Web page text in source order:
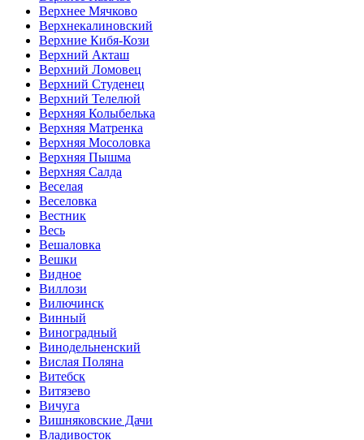
Верхнее Мячково
Верхнекалиновский
Верхние Кибя-Кози
Верхний Акташ
Верхний Ломовец
Верхний Студенец
Верхний Телелюй
Верхняя Колыбелька
Верхняя Матренка
Верхняя Мосоловка
Верхняя Пышма
Верхняя Салда
Веселая
Веселовка
Вестник
Весь
Вешаловка
Вешки
Видное
Виллози
Вилючинск
Винный
Виноградный
Винодельненский
Вислая Поляна
Витебск
Витязево
Вичуга
Вишняковские Дачи
Владивосток